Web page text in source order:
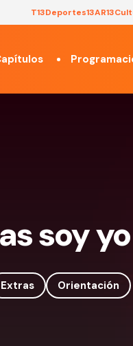
T13Deportes13AR13
soy yo
Extras Orientación